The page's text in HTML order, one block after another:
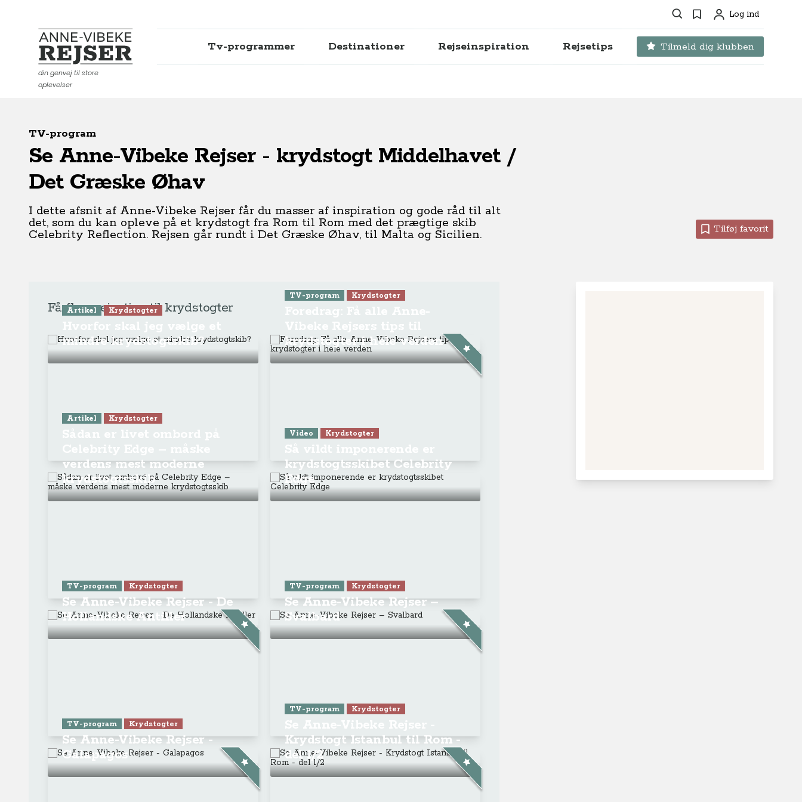
Søg Favoritter
ProfilLog ind
Anne-Vibeke Rejser
din genvej til store
oplevelser
Tv-programmer Destinationer Rejseinspiration Rejsetips Tilmeld dig klubben
TV-program
Se Anne-Vibeke Rejser - krydstogt Middelhavet /
Det Græske Øhav
I dette afsnit af Anne-Vibeke Rejser får du masser af inspiration og gode råd til alt
det, som du kan opleve på et krydstogt fra Rom til Rom med det prægtige skib
Celebrity Reflection. Rejsen går rundt i Det Græske Øhav, til Malta og Sicilien.
Tilføj favorit
Få flere rejsetips til krydstogter
Artikel Krydstogter
mindre krydstogtskib?
TV-program Krydstogter
krydstogter i hele verden
Artikel Krydstogter
verdens mest moderne
krydstogtsskib
Video Krydstogter
krydstogtsskibet Celebrity
Edge
TV-program Krydstogter
Se Anne-Vibeke Rejser - De
Hollandske Antiller
TV-program Krydstogter
Se Anne-Vibeke Rejser –
Svalbard
TV-program Krydstogter
Se Anne-Vibeke Rejser -
Galapagos
TV-program Krydstogter
Krydstogt Istanbul til Rom -
del 1/2